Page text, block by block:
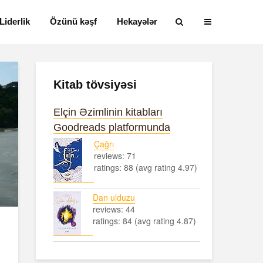
Liderlik Özünü kəşf Hekayələr
Kitab tövsiyəsi
Elçin Əzimlinin kitabları
Goodreads platformunda
Çağrı
reviews: 71
ratings: 88 (avg rating 4.97)
Dan ulduzu
reviews: 44
ratings: 84 (avg rating 4.87)
Alfred Adler və